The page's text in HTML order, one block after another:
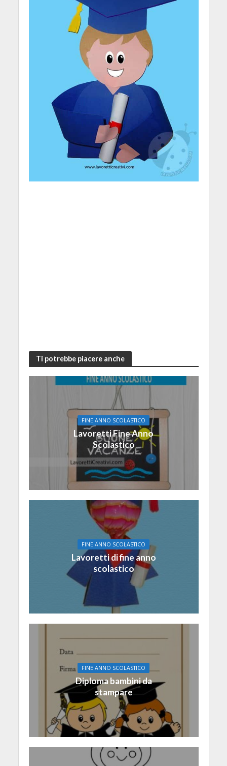
Ti potrebbe piacere anche
FINE ANNO SCOLASTICO
Lavoretti Fine Anno
Scolastico
FINE ANNO SCOLASTICO
Lavoretti di fine anno
scolastico
FINE ANNO SCOLASTICO
Diploma bambini da
stampare